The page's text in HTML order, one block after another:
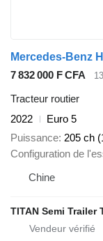
Mercedes-Benz
7 832 000 F CFA
Tracteur routier
2022
Euro 5
Puissance 205 ch
Configuration de
Chine
TITAN Semi Trailer